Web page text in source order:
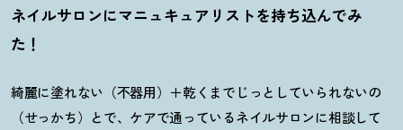
ネイルサロンにマニュキュアリストを持ち込んでみ
た ！
綺麗に塗れない（不器用）＋乾くまでじっとしていられないの
（せっかち）とで、ケアで通っているネイルサロンに相談して